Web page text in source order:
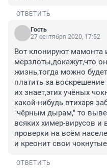
ОТВЕТИТЬ
Гость
27 сентября 2020, 17:52
Вот клонируют мамонта
мерзлоты,докажут,что
жизнь,тогда можно
платить за
их знает,этих учёных
какой-нибудь втихаря
"чёрным дырам," то
всяких химер-вирусов и
проверки на всём
и креонит свои
ОТВЕТИТЬ